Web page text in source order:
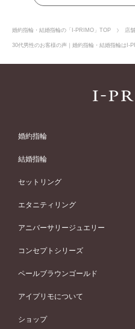
婚約指輪・結婚指輪の「I-PRIMO」TOP 店
30代男性のお客様の声｜婚約指輪・結婚指輪は
婚約指輪
婚約指輪 (エンゲージリング)
婚約指輪一覧
ピンクゴールド
ペールブラウンゴールド
ウェーブライン
V字ライン
ワンサイドメレ
ダブルサイドメレ
シンプル
フェミニン
モード
50万円台～
40万円台～
婚約指輪 人気ランキング
結婚指輪
結婚指輪 (マリッジリング)
結婚指輪一覧
ピンクゴールド
ペールブラウンゴールド
ウェーブライン
V字ライン
ワンメレ
セベラルメレ
シンプル
フェミニン
50万円～
セットリング
セットリング
セットリング一覧
ピンクゴールド
ペールブラウンゴールド
エタニティリング
エタニティリング
エタニティリング一覧
ピンクゴールド
アニバーサリージュエリー
アニバーサリージュエリー
アニバーサリージュエリー一覧
ファッションリング
コンセプトシリーズ
コンセプトシリーズ
オリジンビリーフ
ペールブラウンゴールド
アイプリモについて
アイプリモについて
ショップ